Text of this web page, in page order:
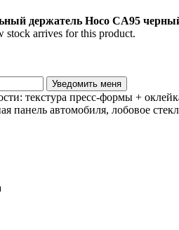
держатель Hoco CA95
arrives for this product.
текстура пресс-формы +
автомобиля, лобовое